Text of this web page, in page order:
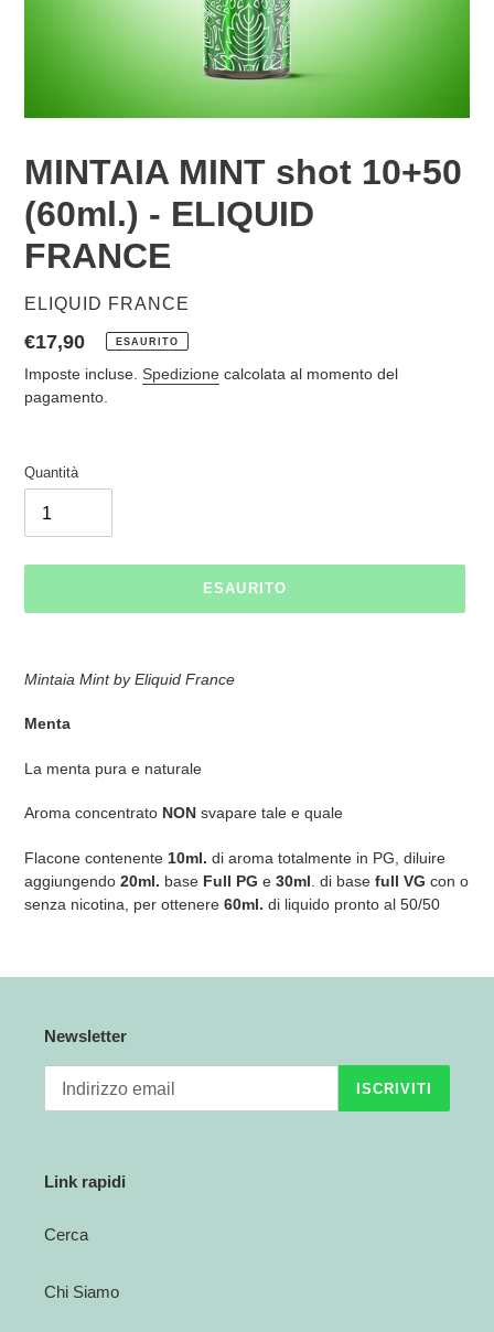
MINTAIA MINT shot 10+50
(60ml.) - ELIQUID
FRANCE
VENDITORE
ELIQUID FRANCE
Prezzo
di
listino
€17,90 ESAURITO
Imposte incluse. Spedizione calcolata al momento del
pagamento.
Quantità
ESAURITO
nel
Mintaia Mint by Eliquid France
Menta
La menta pura e naturale
Aroma concentrato NON svapare tale e quale
Flacone contenente 10ml. di aroma totalmente in PG, diluire
aggiungendo 20ml. base Full PG e 30ml . di base full VG con o
senza nicotina, per ottenere 60ml. di liquido pronto al 50/50
Newsletter
ISCRIVITI
Link rapidi
Cerca
Chi Siamo